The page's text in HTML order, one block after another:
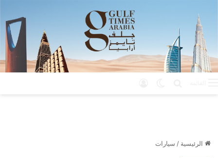
الرئيسية / سيارات